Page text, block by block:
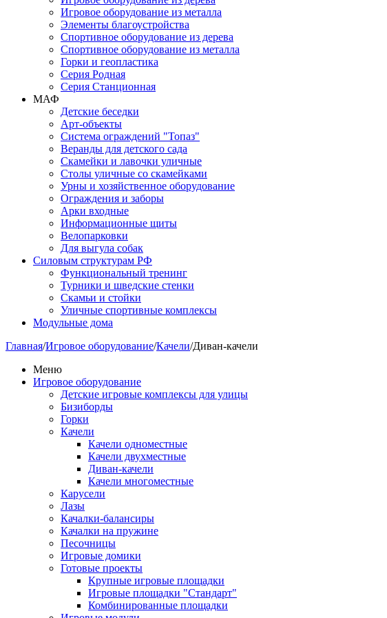
Игровое оборудование из металла
Элементы благоустройства
Спортивное оборудование из дерева
Спортивное оборудование из металла
Горки и геопластика
Серия Родная
Серия Станционная
МАФ
Детские беседки
Арт-объекты
Система ограждений "Топаз"
Веранды для детского сада
Скамейки и лавочки уличные
Столы уличные со скамейками
Урны и хозяйственное оборудование
Ограждения и заборы
Арки входные
Информационные щиты
Велопарковки
Для выгула собак
Силовым структурам РФ
Функциональный тренинг
Турники и шведские стенки
Скамьи и стойки
Уличные спортивные комплексы
Модульные дома
Главная/Игровое оборудование/Качели/Диван-качели
Меню
Игровое оборудование
Детские игровые комплексы для улицы
Бизиборды
Горки
Качели
Качели одноместные
Качели двухместные
Диван-качели
Качели многоместные
Карусели
Лазы
Качалки-балансиры
Качалки на пружине
Песочницы
Игровые домики
Готовые проекты
Крупные игровые площадки
Игровые площадки "Стандарт"
Комбинированные площадки